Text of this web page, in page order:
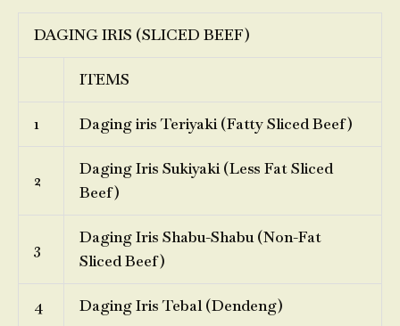
DAGING IRIS (SLICED BEEF)
ITEMS
1 Daging iris Teriyaki (Fatty Sliced Beef)
2
Daging Iris Sukiyaki (Less Fat Sliced
Beef)
3
Daging Iris Shabu-Shabu (Non-Fat
Sliced Beef)
4 Daging Iris Tebal (Dendeng)